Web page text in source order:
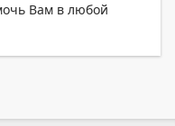
Вам в любой